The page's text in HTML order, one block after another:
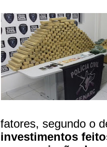
fatores, segundo o
investimentos